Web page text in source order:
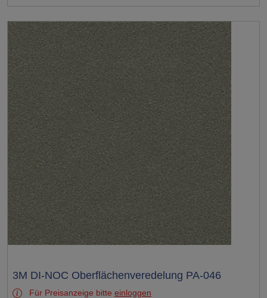
Test
3M DI-NOC Oberflächenveredelung PA-046
Für Preisanzeige bitte einloggen